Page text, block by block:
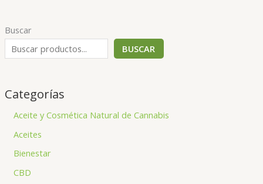
Buscar
BUSCAR
Categorías
Aceite y Cosmética Natural de Cannabis
Aceites
Bienestar
CBD